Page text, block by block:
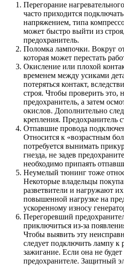
Перегорание
часто приходится
напряжением, типа
может быстро выйти из
предохранитель.
Поломка лампочки. Вокруг
которая может перестать
Окисление или плохой
временем между усиками
потеряться контакт,
строя. Чтобы проверить это,
предохранитель, а затем
окислов. Дополнительно
крепления. Предохранитель
Отпавшие провода
Относится к «возрастным
потребуется вынимать
гнезда, не задев
необходимо припаять
Неумелый тюнинг тоже
Некоторые владельцы
разветвители и нагружают
повышенной нагрузке на
ускоренному износу
Перегоревший
приключиться из-за
Чтобы выявить эту
следует подключить лампу к
зажигание. Если она не
предохранителе. Защитный